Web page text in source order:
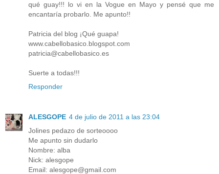
qué guay!!! lo vi en la Vogue en Mayo y pensé que me
encantaría probarlo. Me apunto!!
Patricia del blog ¡Qué guapa!
www.cabellobasico.blogspot.com
patricia@cabellobasico.es
Suerte a todas!!!
Responder
ALESGOPE 4 de julio de 2011 a las 23:04
Jolines pedazo de sorteoooo
Me apunto sin dudarlo
Nombre: alba
Nick: alesgope
Email: alesgope@gmail.com